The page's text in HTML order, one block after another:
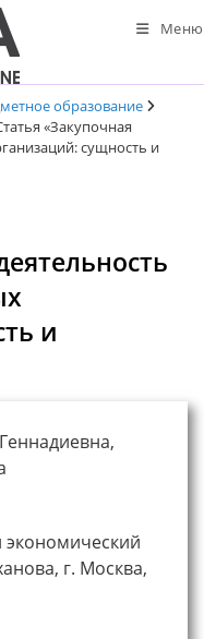
Меню
образование
«Закупочная
сущность и
и
экономический
г. Москва,